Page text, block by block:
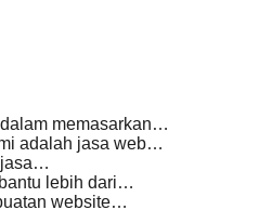
memasarkan…
adalah jasa web…
jasa…
lebih dari…
website…